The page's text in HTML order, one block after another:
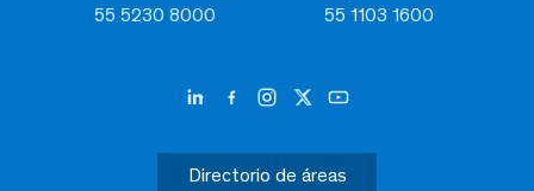
55 5230 8000 55 1103 1600
Directorio de áreas